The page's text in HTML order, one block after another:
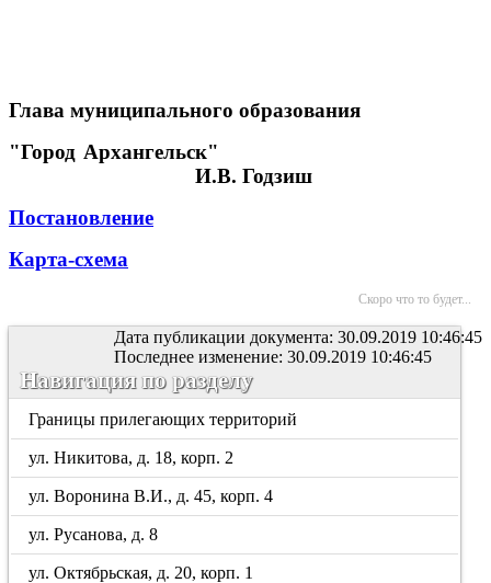
Глава муниципального образования
"Город Архангельск"
И.В. Годзиш
Постановление
Карта-схема
Скоро что то будет...
Дата публикации документа: 30.09.2019 10:46:45
Последнее изменение: 30.09.2019 10:46:45
Навигация по разделу
Границы прилегающих территорий
ул. Никитова, д. 18, корп. 2
ул. Воронина В.И., д. 45, корп. 4
ул. Русанова, д. 8
ул. Октябрьская, д. 20, корп. 1